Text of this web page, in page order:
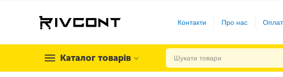
Контакти Про нас
Каталог товарів